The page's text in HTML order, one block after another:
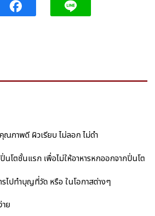
ภาพดี ผิวเรียบ ไม่ลอก ไม่ดำ
โตชั้นแรก เพื่อไม่ให้อาหารหกออกจากปิ่นโต
รไปทำบุญที่วัด หรือ ในโอกาสต่างๆ
ย